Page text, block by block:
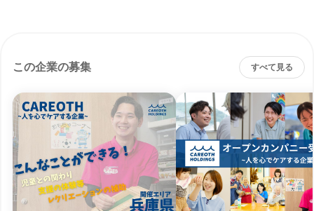
この企業の募集 すべて見る